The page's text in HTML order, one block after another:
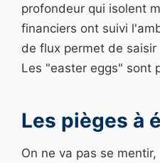
profondeur qui isolent
financiers ont suivi
de flux permet de
Les "easter eggs" sont
Les pièges à
On ne va pas se